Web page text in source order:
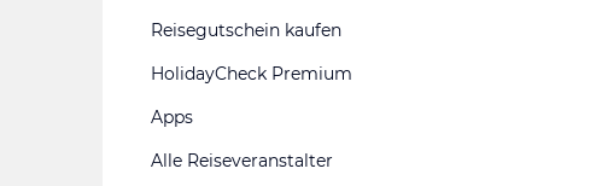
Reisegutschein kaufen
HolidayCheck Premium
Apps
Alle Reiseveranstalter